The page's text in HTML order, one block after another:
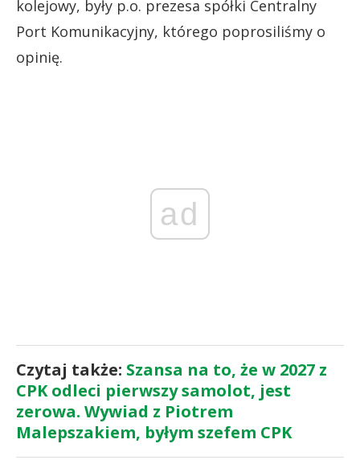
kolejowy, były p.o. prezesa spółki Centralny
Port Komunikacyjny, którego poprosiliśmy o
opinię.
ad
Czytaj także: Szansa na to, że w 2027 z
CPK odleci pierwszy samolot, jest
zerowa. Wywiad z Piotrem
Malepszakiem, byłym szefem CPK